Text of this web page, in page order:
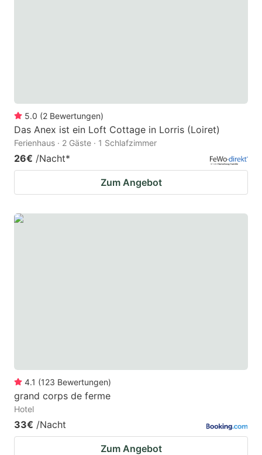
5.0 (2 Bewertungen)
Das Anex ist ein Loft Cottage in Lorris (Loiret)
Ferienhaus · 2 Gäste · 1 Schlafzimmer
26€ /Nacht*
Zum Angebot
4.1 (123 Bewertungen)
grand corps de ferme
Hotel
33€ /Nacht
Zum Angebot